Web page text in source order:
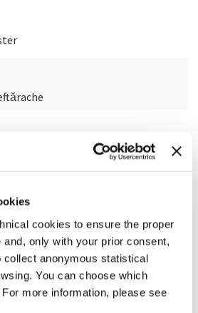
cookies to ensure the proper
only with your prior consent,
anonymous statistical
You can choose which
more information, please see